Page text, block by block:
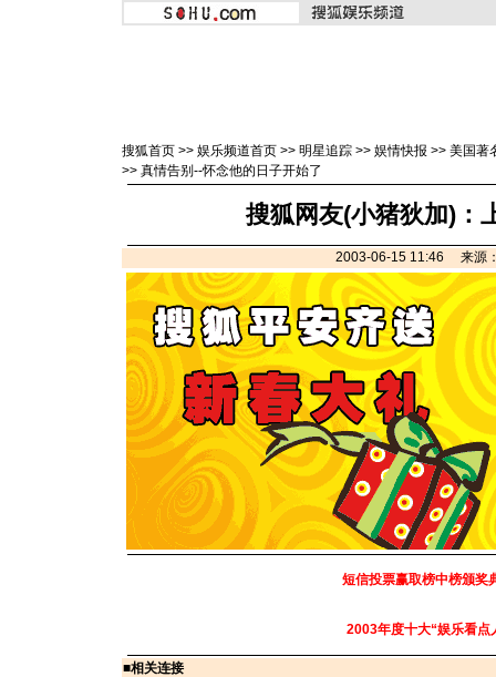
搜狐首页 >> 娱乐频道首页 >> 明星追踪 >> 娱情快报 >> 美国著
>> 真情告别--怀念他的日子开始了
搜狐网友(小猪狄加)：
2003-06-15 11:46 来源
短信投票赢取榜中榜颁奖
2003年度十大“娱乐看点
■相关连接